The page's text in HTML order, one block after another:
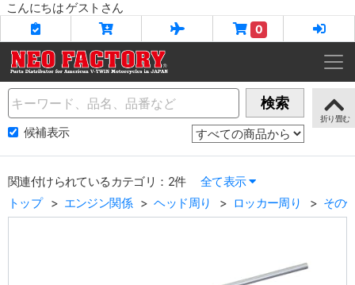
こんにちは ゲストさん
0
Name 検索
候補表示
関連付けられているカテゴリ：2件
全て表示
トップ
エンジン関係 ヘッド周り ロッカー周り その